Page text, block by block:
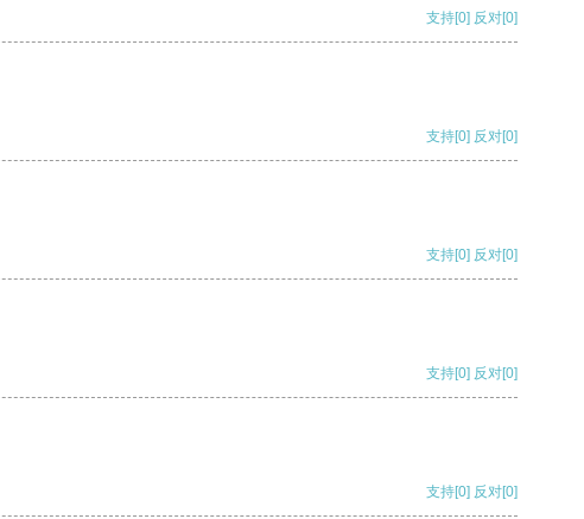
支持[0] 反对[0]
支持[0] 反对[0]
支持[0] 反对[0]
支持[0] 反对[0]
支持[0] 反对[0]